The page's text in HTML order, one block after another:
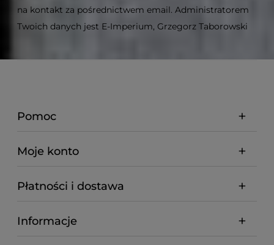
na kontakt za pośrednictwem email. Administratorem
Twoich danych jest E-Imperium, Grzegorz Taborowski
Pomoc
Moje konto
Płatności i dostawa
Informacje